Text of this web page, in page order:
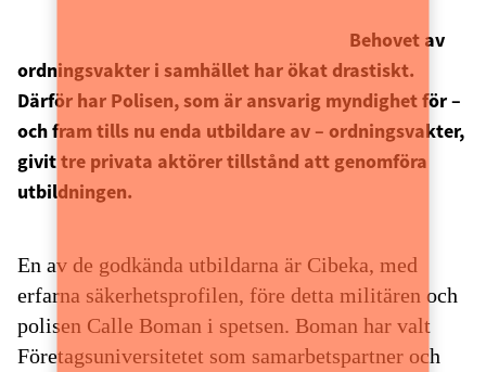
Behovet av
ordningsvakter i samhället har ökat drastiskt.
Därför har Polisen, som är ansvarig myndighet för –
och fram tills nu enda utbildare av – ordningsvakter,
givit tre privata aktörer tillstånd att genomföra
utbildningen.
En av de godkända utbildarna är Cibeka, med
erfarna säkerhetsprofilen, före detta militären och
polisen Calle Boman i spetsen. Boman har valt
Företagsuniversitetet som samarbetspartner och